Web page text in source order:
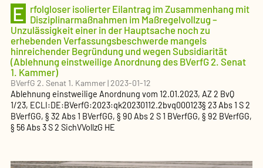
E rfolgloser isolierter Eilantrag im Zusammenhang mit
Disziplinarmaßnahmen im Maßregelvollzug –
Unzulässigkeit einer in der Hauptsache noch zu
erhebenden Verfassungsbeschwerde mangels
hinreichender Begründung und wegen Subsidiarität
(Ablehnung einstweilige Anordnung des BVerfG 2. Senat
1. Kammer)
BVerfG 2. Senat 1. Kammer|2023-01-12
Ablehnung einstweilige Anordnung vom 12.01.2023, AZ2 BvQ
1/23, ECLI:DE:BVerfG:2023:qk20230112.2bvq000123§ 23 Abs 1 S 2
BVerfGG, § 32 Abs 1 BVerfGG, § 90 Abs 2 S 1 BVerfGG, § 92 BVerfGG,
§ 56 Abs 3 S 2 SichVVollzG HE